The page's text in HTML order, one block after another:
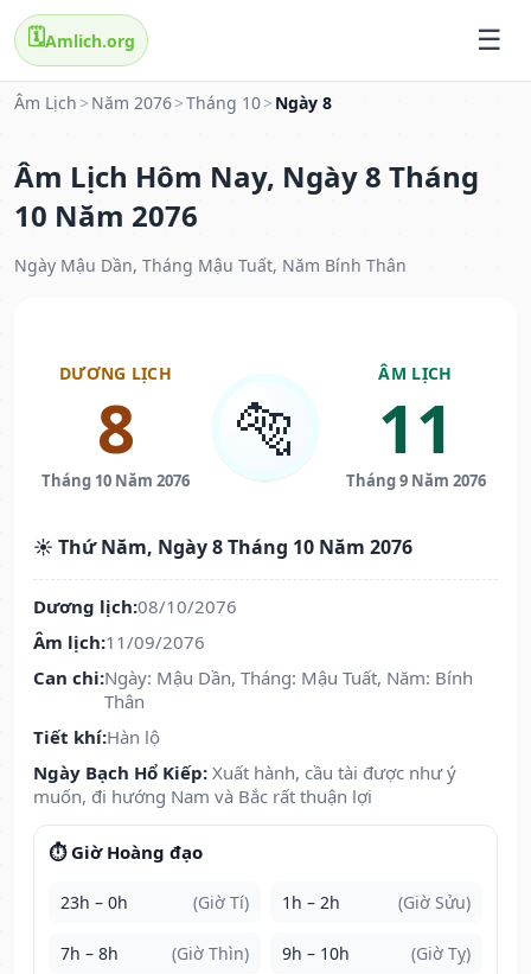
🗓️Amlich.org
Âm Lịch > Năm 2076>Tháng 10> Ngày 8
Âm Lịch Hôm Nay, Ngày 8 Tháng
10 Năm 2076
Ngày Mậu Dần, Tháng Mậu Tuất, Năm Bính Thân
DƯƠNG LỊCH
8
Tháng 10 Năm 2076
🐅
ÂM LỊCH
11
Tháng 9 Năm 2076
☀️ Thứ Năm, Ngày 8 Tháng 10 Năm 2076
Dương lịch:08/10/2076
Âm lịch:11/09/2076
Can chi:Ngày: Mậu Dần, Tháng: Mậu Tuất, Năm: Bính
Thân
Tiết khí:Hàn lộ
Ngày Bạch Hổ Kiếp: Xuất hành, cầu tài được như ý
muốn, đi hướng Nam và Bắc rất thuận lợi
⏱️ Giờ Hoàng đạo
23h – 0h (Giờ Tí) 1h – 2h (Giờ Sửu)
7h – 8h (Giờ Thìn) 9h – 10h (Giờ Tỵ)